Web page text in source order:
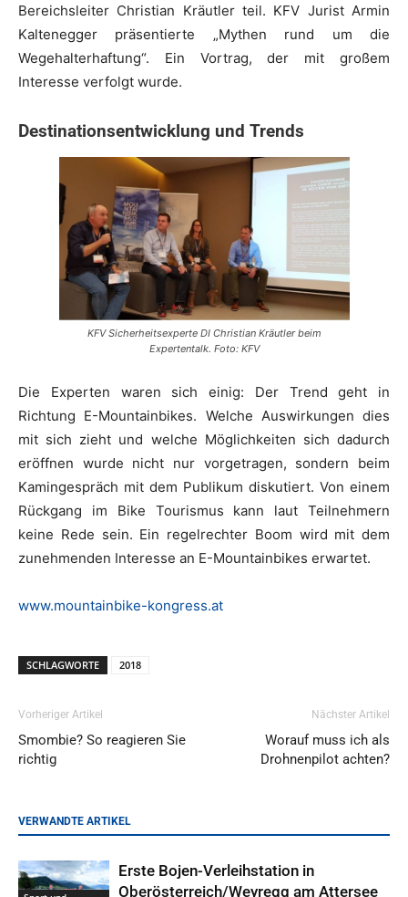
Bereichsleiter Christian Kräutler teil. KFV Jurist Armin
Kaltenegger präsentierte „Mythen rund um die
Wegehalterhaftung“. Ein Vortrag, der mit großem
Interesse verfolgt wurde.
Destinationsentwicklung und Trends
KFV Sicherheitsexperte DI Christian Kräutler beim
Expertentalk. Foto: KFV
Die Experten waren sich einig: Der Trend geht in
Richtung E-Mountainbikes. Welche Auswirkungen dies
mit sich zieht und welche Möglichkeiten sich dadurch
eröffnen wurde nicht nur vorgetragen, sondern beim
Kamingespräch mit dem Publikum diskutiert. Von einem
Rückgang im Bike Tourismus kann laut Teilnehmern
keine Rede sein. Ein regelrechter Boom wird mit dem
zunehmenden Interesse an E-Mountainbikes erwartet.
www.mountainbike-kongress.at
SCHLAGWORTE 2018
Vorheriger Artikel
Smombie? So reagieren Sie
richtig
Nächster Artikel
Worauf muss ich als
Drohnenpilot achten?
VERWANDTE ARTIKEL
Erste Bojen-Verleihstation in
Oberösterreich/Weyregg am Attersee